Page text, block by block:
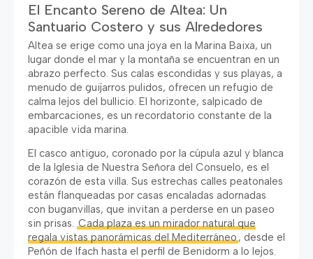
El Encanto Sereno de Altea: Un
Santuario Costero y sus Alrededores
Altea se erige como una joya en la Marina Baixa, un
lugar donde el mar y la montaña se encuentran en un
abrazo perfecto. Sus calas escondidas y sus playas, a
menudo de guijarros pulidos, ofrecen un refugio de
calma lejos del bullicio. El horizonte, salpicado de
embarcaciones, es un recordatorio constante de la
apacible vida marina.
El casco antiguo, coronado por la cúpula azul y blanca
de la Iglesia de Nuestra Señora del Consuelo, es el
corazón de esta villa. Sus estrechas calles peatonales
están flanqueadas por casas encaladas adornadas
con buganvillas, que invitan a perderse en un paseo
sin prisas. Cada plaza es un mirador natural que
regala vistas panorámicas del Mediterráneo, desde el
Peñón de Ifach hasta el perfil de Benidorm a lo lejos.